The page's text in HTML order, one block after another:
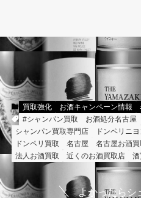
買取強化 お酒キャンペーン情報
#シャンパン買取
お酒処分名古屋
シャンパン買取専門店
ドンペリニ
ドンペリ買取
名古屋 名古屋お酒
法人お酒買取
近くのお酒買取店 酒
よかったらシ